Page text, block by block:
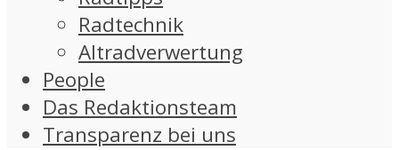
Radtechnik
Altradverwertung
People
Das Redaktionsteam
Transparenz bei uns